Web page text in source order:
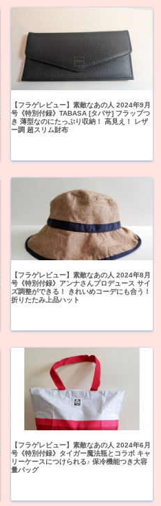
【フラゲレビュー】素敵なあの人 2024年9月
号《特別付録》TABASA [タバサ] フラップつ
き 薄型なのにたっぷり収納！ 高見え！ レザ
ー調 超スリム財布
【フラゲレビュー】素敵なあの人 2024年8月
号《特別付録》アンナさんプロデュース サイ
ズ調整ができる！ きれいめコーデにも合う！
折りたたみ上品ハット
【フラゲレビュー】素敵なあの人 2024年6月
号《特別付録》タイガー魔法瓶とコラボ キャ
リーケースにつけられる♪ 保冷機能つき大容
量バッグ